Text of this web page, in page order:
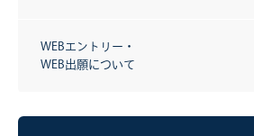
WEBエントリー・
WEB出願について